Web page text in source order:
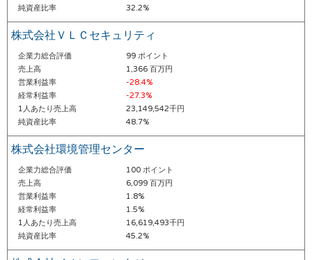
純資産比率
32.2%
株式会社ＶＬＣセキュリティ
企業力総合評価
99 ポイント
売上高
1,366 百万円
営業利益率
-28.4%
経常利益率
-27.3%
1人あたり売上高
23,149,542千円
純資産比率
48.7%
株式会社環境管理センター
企業力総合評価
100 ポイント
売上高
6,099 百万円
営業利益率
1.8%
経常利益率
1.5%
1人あたり売上高
16,619,493千円
純資産比率
45.2%